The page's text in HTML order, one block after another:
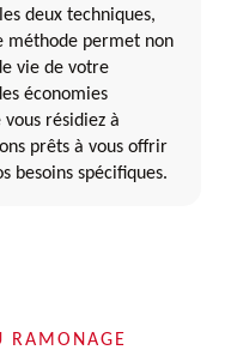
deux techniques,
méthode permet non
vie de votre
économies
résidiez à
prêts à vous offrir
besoins spécifiques.
RAMONAGE